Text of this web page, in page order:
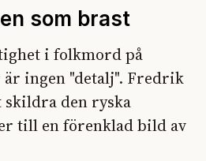
som brast
i folkmord på
ingen "detalj". Fredrik
skildra den ryska
till en förenklad bild av